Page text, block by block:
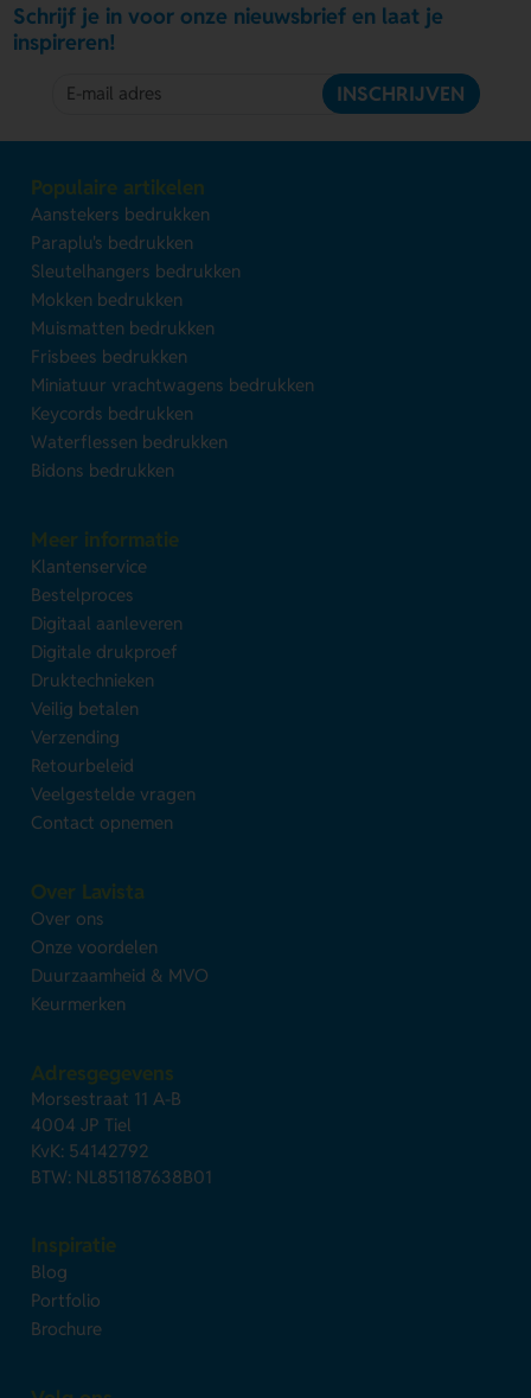
Schrijf je in voor onze nieuwsbrief en laat je
inspireren!
INSCHRIJVEN
Populaire artikelen
Aanstekers bedrukken
Paraplu's bedrukken
Sleutelhangers bedrukken
Mokken bedrukken
Muismatten bedrukken
Frisbees bedrukken
Miniatuur vrachtwagens bedrukken
Keycords bedrukken
Waterflessen bedrukken
Bidons bedrukken
Meer informatie
Klantenservice
Bestelproces
Digitaal aanleveren
Digitale drukproef
Druktechnieken
Veilig betalen
Verzending
Retourbeleid
Veelgestelde vragen
Contact opnemen
Over Lavista
Over ons
Onze voordelen
Duurzaamheid & MVO
Keurmerken
Adresgegevens
Morsestraat 11 A-B
4004 JP Tiel
KvK: 54142792
BTW: NL851187638B01
Inspiratie
Blog
Portfolio
Brochure